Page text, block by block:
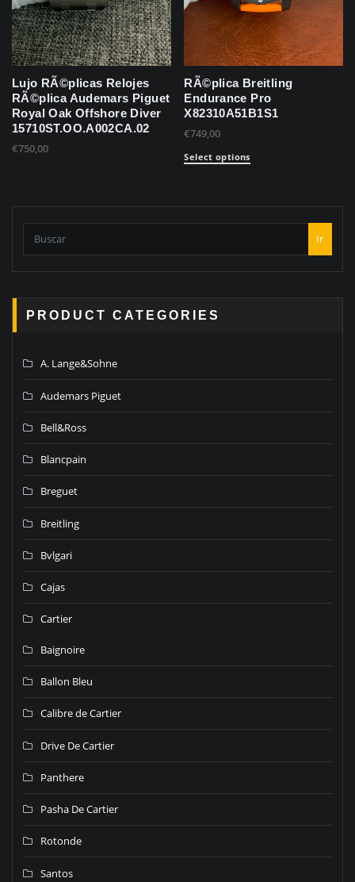
Lujo RÃ©plicas Relojes
RÃ©plica Audemars Piguet
Royal Oak Offshore Diver
15710ST.OO.A002CA.02
€750,00
RÃ©plica Breitling
Endurance Pro
X82310A51B1S1
€749,00
Select options
Ir
PRODUCT CATEGORIES
A. Lange&Sohne
Audemars Piguet
Bell&Ross
Blancpain
Breguet
Breitling
Bvlgari
Cajas
Cartier
Baignoire
Ballon Bleu
Calibre de Cartier
Drive De Cartier
Panthere
Pasha De Cartier
Rotonde
Santos